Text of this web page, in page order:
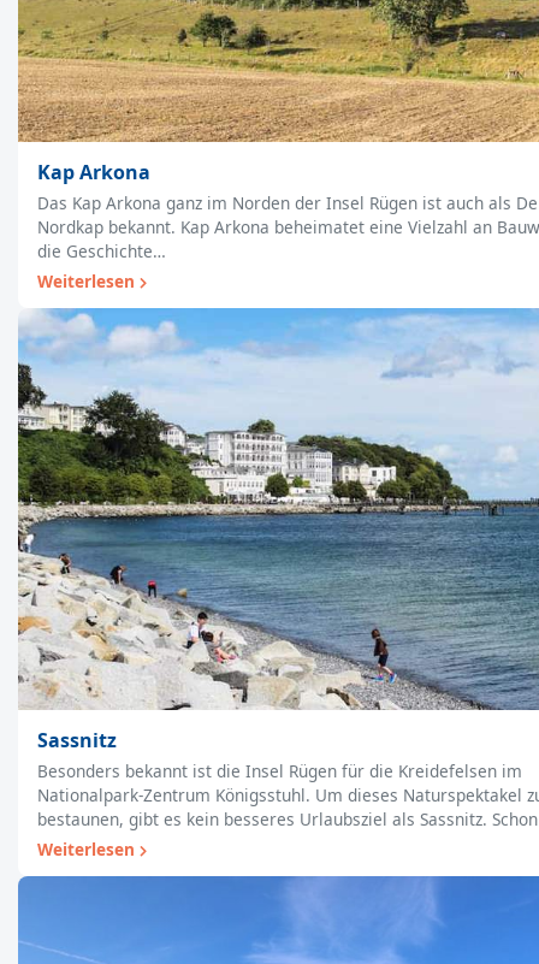
Kap Arkona
Das Kap Arkona ganz im Norden der Insel Rügen ist auch als
Nordkap bekannt. Kap Arkona beheimatet eine Vielzahl an
die Geschichte…
Weiterlesen
Sassnitz
Besonders bekannt ist die Insel Rügen für die Kreidefelsen im
Nationalpark-Zentrum Königsstuhl. Um dieses Naturspektakel
bestaunen, gibt es kein besseres Urlaubsziel als Sassnitz.
Weiterlesen